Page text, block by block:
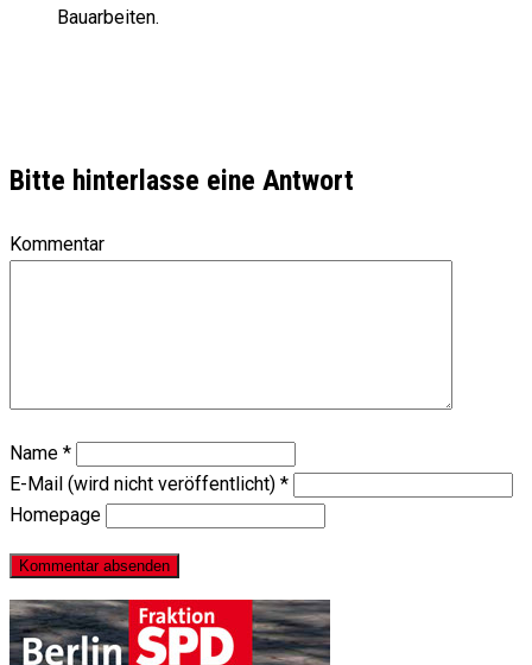
Bauarbeiten.
Bitte hinterlasse eine Antwort
Kommentar
Name *
E-Mail (wird nicht veröffentlicht) *
Homepage